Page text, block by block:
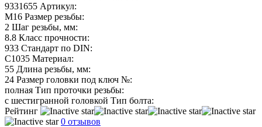
9331655 Артикул:
М16 Размер резьбы:
2 Шаг резьбы, мм:
8.8 Класс прочности:
933 Стандарт по DIN:
C1035 Материал:
55 Длина резьбы, мм:
24 Размер головки под ключ №:
полная Тип проточки резьбы:
с шестигранной головкой Тип болта:
Рейтинг
0 отзывов